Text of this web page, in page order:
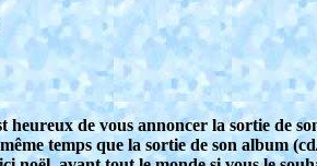
heureux de vous annoncer la sortie de
temps que la sortie de son album